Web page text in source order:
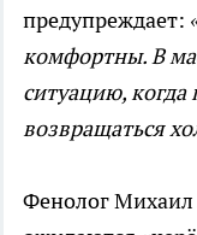
предупреждает:
комфортны. В
ситуацию, когда
возвращаться
Фенолог